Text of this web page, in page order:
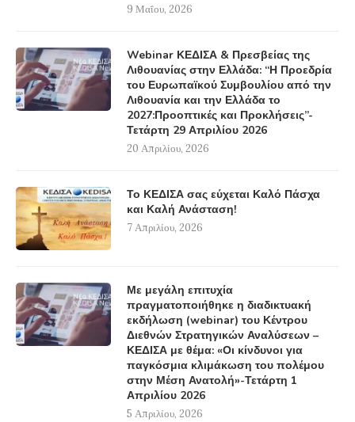
9 Μαΐου, 2026
Webinar ΚΕΔΙΣΑ & Πρεσβείας της
Λιθουανίας στην Ελλάδα: “Η Προεδρία
του Ευρωπαϊκού Συμβουλίου από την
Λιθουανία και την Ελλάδα το
2027:Προοπτικές και Προκλήσεις”-
Τετάρτη 29 Απριλίου 2026
20 Απριλίου, 2026
Το ΚΕΔΙΣΑ σας εύχεται Καλό Πάσχα
και Καλή Ανάσταση!
7 Απριλίου, 2026
Με μεγάλη επιτυχία
πραγματοποιήθηκε η διαδικτυακή
εκδήλωση (webinar) του Κέντρου
Διεθνών Στρατηγικών Αναλύσεων –
ΚΕΔΙΣΑ με θέμα: «Οι κίνδυνοι για
παγκόσμια κλιμάκωση του πολέμου
στην Μέση Ανατολή»-Τετάρτη 1
Απριλίου 2026
5 Απριλίου, 2026